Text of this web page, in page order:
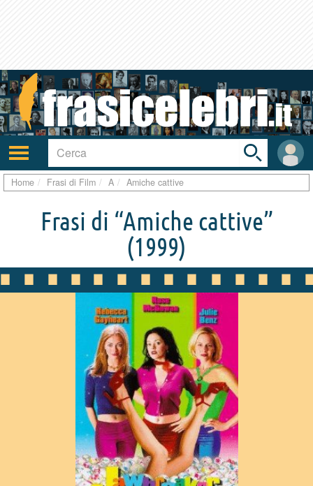
Attiva/disattiva
navigazione
User
area
Toggle
search
bar
Home Frasi di Film A Amiche cattive
Frasi di “Amiche cattive”
(1999)